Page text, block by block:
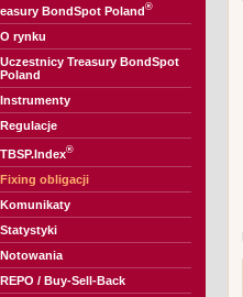
BondSpot Poland®
O rynku
Uczestnicy Treasury BondSpot
Poland
Instrumenty
Regulacje
TBSP.Index®
Fixing obligacji
Komunikaty
Statystyki
Notowania
REPO / Buy-Sell-Back